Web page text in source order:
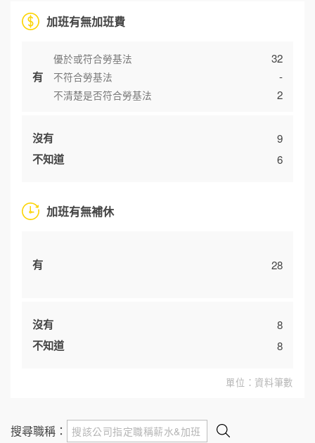
加班有無加班費
有
優於或符合勞基法 32
不符合勞基法 -
不清楚是否符合勞基法 2
沒有 9
不知道 6
加班有無補休
有 28
沒有 8
不知道 8
單位：資料筆數
搜尋職稱：